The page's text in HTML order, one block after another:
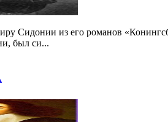
Сидонии из его романов
был си...